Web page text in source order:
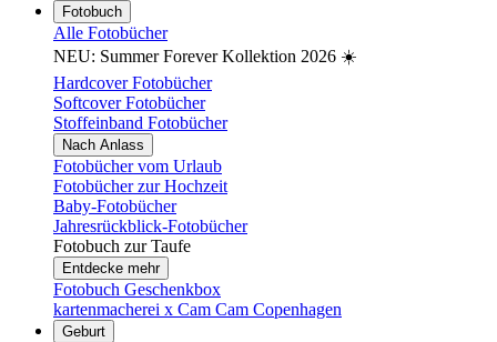
Fotobuch
Alle Fotobücher
NEU: Summer Forever Kollektion 2026 ☀️
Hardcover Fotobücher
Softcover Fotobücher
Stoffeinband Fotobücher
Nach Anlass
Fotobücher vom Urlaub
Fotobücher zur Hochzeit
Baby-Fotobücher
Jahresrückblick-Fotobücher
Fotobuch zur Taufe
Entdecke mehr
Fotobuch Geschenkbox
kartenmacherei x Cam Cam Copenhagen
Geburt